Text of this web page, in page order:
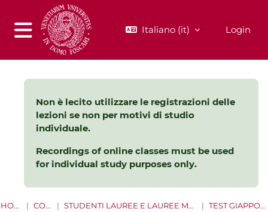
Vai al contenuto principale
Pannello laterale
Italiano ‎(it)‎ Login
Non è lecito utilizzare le registrazioni delle
lezioni se non per motivi di studio
individuale.
Recordings of online classes must be used
for individual study purposes only.
HOME CORSI STUDENTI LAUREE E LAUREE MAGISTRALI TEST GIAPPONESE